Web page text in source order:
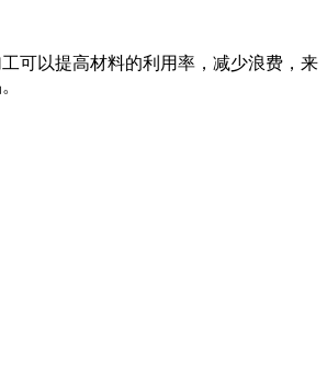
可以提高材料的利用率，减少浪费，来